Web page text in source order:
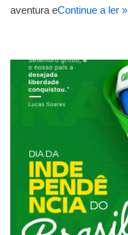
aventura eContinue a ler »